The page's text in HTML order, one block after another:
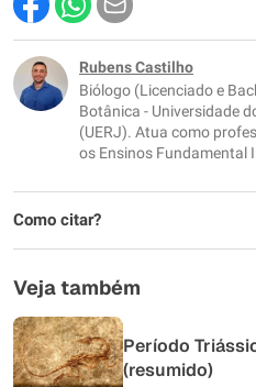
Rubens Castilho
Biólogo (Licenciado e
Botânica - Universidade
(UERJ). Atua como
os Ensinos Fundamental
Como citar?
Veja também
Período
(resumido)